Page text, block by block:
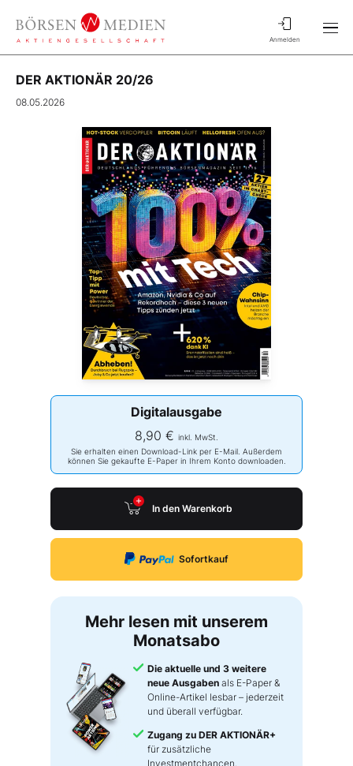
Anmelden
DER AKTIONÄR 20/26
08.05.2026
Digitalausgabe
8,90 € inkl. MwSt.
Sie erhalten einen Download-Link per E-Mail. Außerdem
können Sie gekaufte E-Paper in Ihrem Konto downloaden.
In den Warenkorb
Sofortkauf
Mehr lesen mit unserem
Monatsabo
Die aktuelle und 3 weitere
neue Ausgaben als E-Paper &
Online-Artikel lesbar – jederzeit
und überall verfügbar.
Zugang zu DER AKTIONÄR+
für zusätzliche
Investmentchancen.